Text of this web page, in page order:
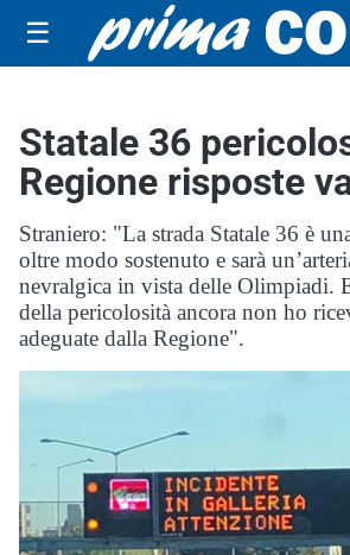
☰
Statale 36
Regione risposte
Straniero: "La strada Statale 36 è
oltre modo sostenuto e sarà
nevralgica in vista delle Olimpiadi.
della pericolosità ancora non ho
adeguate dalla Regione".